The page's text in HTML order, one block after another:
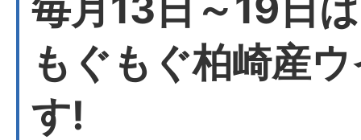
もぐもぐ柏崎産
す!